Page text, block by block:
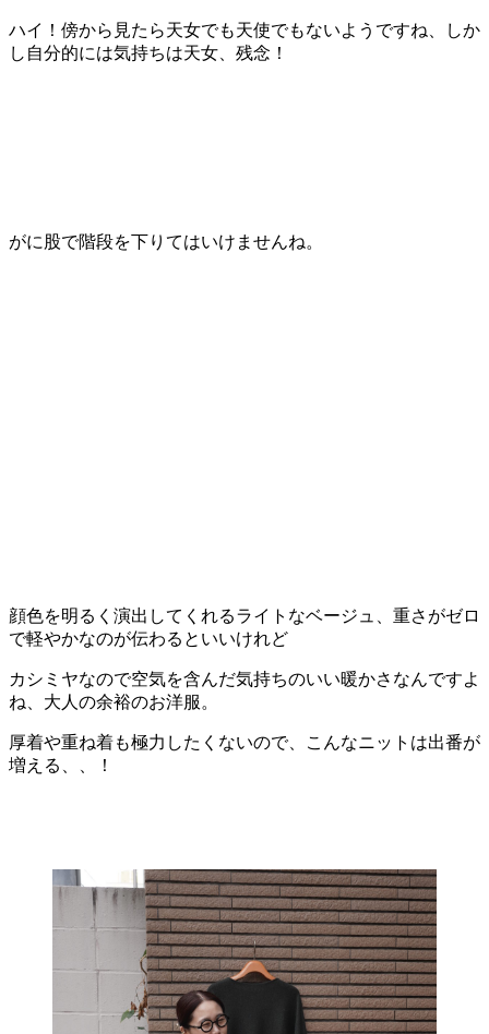
ハイ！傍から見たら天女でも天使でもないようですね、しか
し自分的には気持ちは天女、残念！
がに股で階段を下りてはいけませんね。
顔色を明るく演出してくれるライトなベージュ、重さがゼロ
で軽やかなのが伝わるといいけれど
カシミヤなので空気を含んだ気持ちのいい暖かさなんですよ
ね、大人の余裕のお洋服。
厚着や重ね着も極力したくないので、こんなニットは出番が
増える、、！